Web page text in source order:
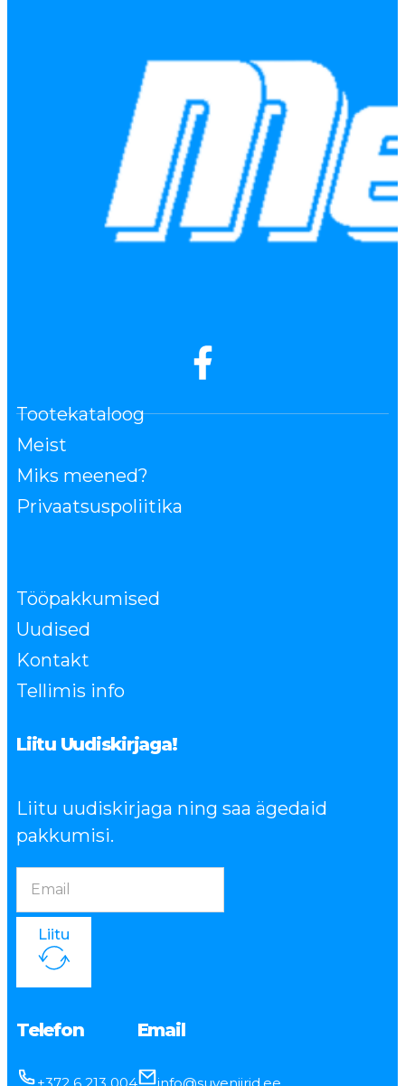
Tootekataloog
Meist
Miks meened?
Privaatsuspoliitika
Tööpakkumised
Uudised
Kontakt
Tellimis info
Liitu Uudiskirjaga!
Liitu uudiskirjaga ning saa ägedaid
pakkumisi.
Liitu
Telefon
+372 6 213 004
Email
info@suveniirid.ee